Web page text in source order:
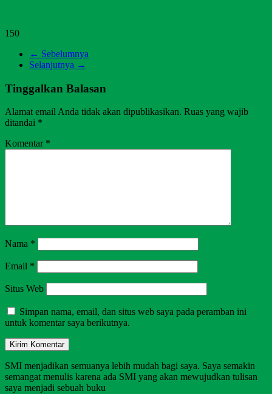
150
← Sebelumnya
Selanjutnya →
Tinggalkan Balasan
Alamat email Anda tidak akan dipublikasikan. Ruas yang wajib
ditandai *
Komentar *
Nama *
Email *
Situs Web
Simpan nama, email, dan situs web saya pada peramban ini
untuk komentar saya berikutnya.
SMI menjadikan semuanya lebih mudah bagi saya. Saya semakin
semangat menulis karena ada SMI yang akan mewujudkan tulisan
saya menjadi sebuah buku